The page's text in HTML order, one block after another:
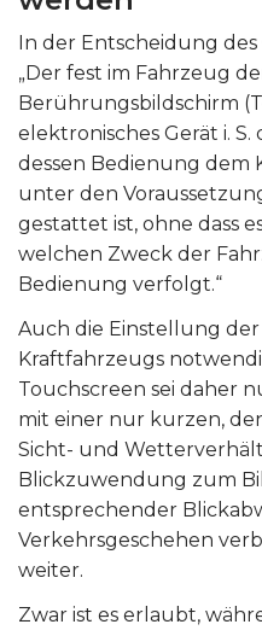
In der Entscheidung des
„Der fest im Fahrzeug
Berührungsbildschirm
elektronisches Gerät i. S.
dessen Bedienung
unter den
gestattet ist, ohne dass
welchen Zweck der
Bedienung verfolgt.“
Auch die Einstellung
Kraftfahrzeugs
Touchscreen sei daher
mit einer nur kurzen,
Sicht- und
Blickzuwendung zum
entsprechender
Verkehrsgeschehen
weiter.
Zwar ist es erlaubt,